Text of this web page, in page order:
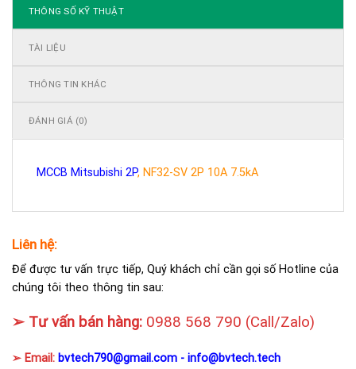
THÔNG SỐ KỸ THUẬT
TÀI LIỆU
THÔNG TIN KHÁC
ĐÁNH GIÁ (0)
MCCB Mitsubishi 2P, NF32-SV 2P 10A 7.5kA
Liên hệ:
Để được tư vấn trực tiếp, Quý khách chỉ cần gọi số Hotline của
chúng tôi theo thông tin sau:
➢ Tư vấn bán hàng: 0988 568 790 (Call/Zalo)
➢ Email: bvtech790@gmail.com - info@bvtech.tech